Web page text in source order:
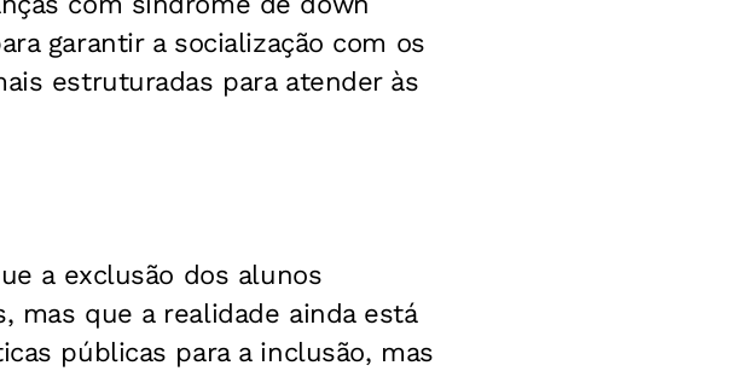
garantir a socialização com os
estruturadas para atender às
a exclusão dos alunos
mas que a realidade ainda está
públicas para a inclusão, mas